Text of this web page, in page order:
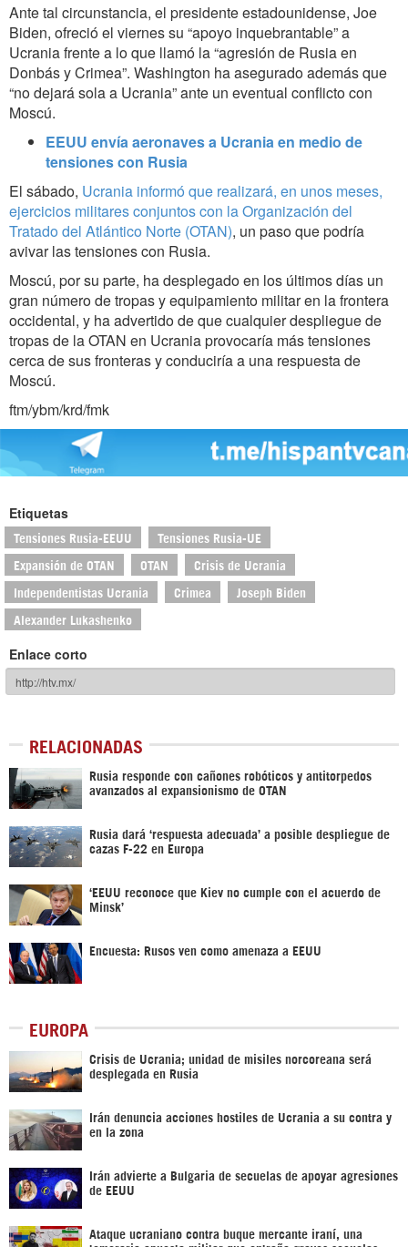
Ante tal circunstancia, el presidente estadounidense, Joe
Biden, ofreció el viernes su “apoyo inquebrantable” a
Ucrania frente a lo que llamó la “agresión de Rusia en
Donbás y Crimea”. Washington ha asegurado además que
“no dejará sola a Ucrania” ante un eventual conflicto con
Moscú.
EEUU envía aeronaves a Ucrania en medio de
tensiones con Rusia
El sábado, Ucrania informó que realizará, en unos meses,
ejercicios militares conjuntos con la Organización del
Tratado del Atlántico Norte (OTAN), un paso que podría
avivar las tensiones con Rusia.
Moscú, por su parte, ha desplegado en los últimos días un
gran número de tropas y equipamiento militar en la frontera
occidental, y ha advertido de que cualquier despliegue de
tropas de la OTAN en Ucrania provocaría más tensiones
cerca de sus fronteras y conduciría a una respuesta de
Moscú.
ftm/ybm/krd/fmk
Etiquetas
Tensiones Rusia-EEUU Tensiones Rusia-UE
Expansión de OTAN OTAN Crisis de Ucrania
Independentistas Ucrania Crimea Joseph Biden
Alexander Lukashenko
Enlace corto
RELACIONADAS
Rusia responde con cañones robóticos y antitorpedos
avanzados al expansionismo de OTAN
Rusia dará ‘respuesta adecuada’ a posible despliegue de
cazas F-22 en Europa
‘EEUU reconoce que Kiev no cumple con el acuerdo de
Minsk’
Encuesta: Rusos ven como amenaza a EEUU
EUROPA
Crisis de Ucrania; unidad de misiles norcoreana será
desplegada en Rusia
Irán denuncia acciones hostiles de Ucrania a su contra y
en la zona
Irán advierte a Bulgaria de secuelas de apoyar agresiones
de EEUU
Ataque ucraniano contra buque mercante iraní, una